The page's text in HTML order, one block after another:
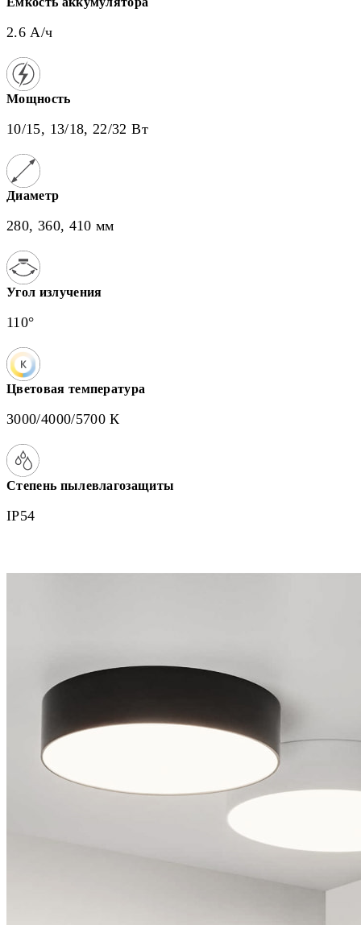
2.6 А/ч
Мощность
10/15, 13/18, 22/32 Вт
Диаметр
280, 360, 410 мм
Угол излучения
110°
Цветовая температура
3000/4000/5700 К
Степень пылевлагозащиты
IP54